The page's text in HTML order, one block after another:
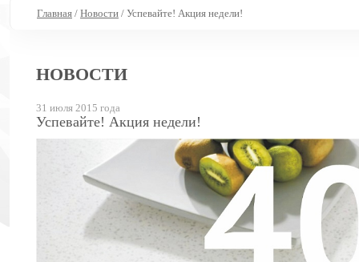
Главная / Новости / Успевайте! Акция недели!
НОВОСТИ
31 июля 2015 года
Успевайте! Акция недели!